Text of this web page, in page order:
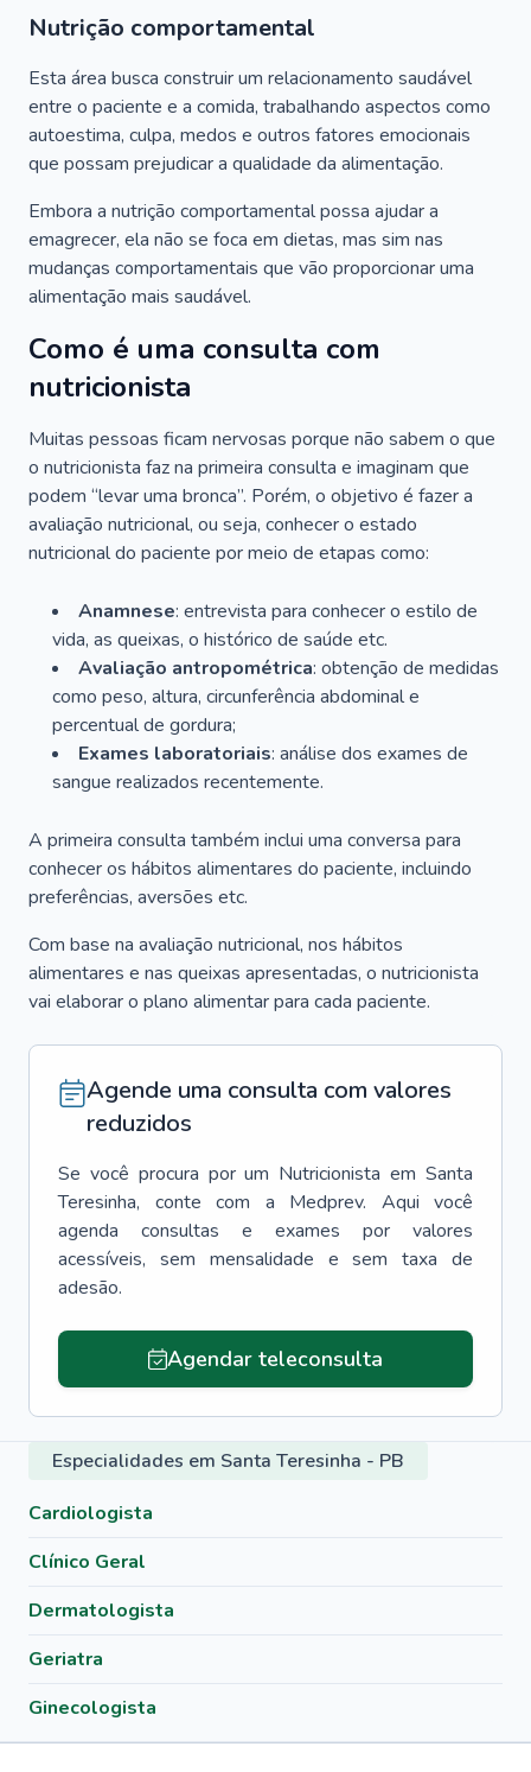
Nutrição comportamental
Esta área busca construir um relacionamento saudável
entre o paciente e a comida, trabalhando aspectos como
autoestima, culpa, medos e outros fatores emocionais
que possam prejudicar a qualidade da alimentação.
Embora a nutrição comportamental possa ajudar a
emagrecer, ela não se foca em dietas, mas sim nas
mudanças comportamentais que vão proporcionar uma
alimentação mais saudável.
Como é uma consulta com
nutricionista
Muitas pessoas ficam nervosas porque não sabem o que
o nutricionista faz na primeira consulta e imaginam que
podem “levar uma bronca”. Porém, o objetivo é fazer a
avaliação nutricional, ou seja, conhecer o estado
nutricional do paciente por meio de etapas como:
Anamnese: entrevista para conhecer o estilo de
vida, as queixas, o histórico de saúde etc.
Avaliação antropométrica: obtenção de medidas
como peso, altura, circunferência abdominal e
percentual de gordura;
Exames laboratoriais: análise dos exames de
sangue realizados recentemente.
A primeira consulta também inclui uma conversa para
conhecer os hábitos alimentares do paciente, incluindo
preferências, aversões etc.
Com base na avaliação nutricional, nos hábitos
alimentares e nas queixas apresentadas, o nutricionista
vai elaborar o plano alimentar para cada paciente.
Agende uma consulta com valores
reduzidos
Se você procura por um Nutricionista em Santa
Teresinha, conte com a Medprev. Aqui você
agenda consultas e exames por valores
acessíveis, sem mensalidade e sem taxa de
adesão.
Agendar teleconsulta
Especialidades em Santa Teresinha - PB
Cardiologista
Clínico Geral
Dermatologista
Geriatra
Ginecologista